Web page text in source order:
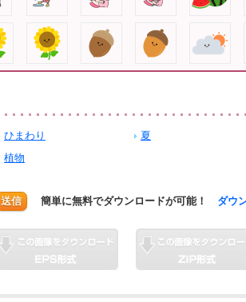
ひまわり 夏
植物
送信 簡単に無料でダウンロードが可能！ ダウ